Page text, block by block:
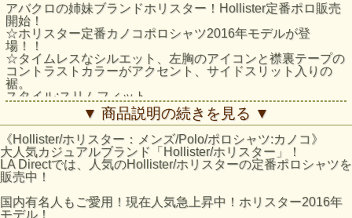
アバクロの姉妹ブランドホリスター！Hollister定番ポロ販売
開始！
☆ホリスター定番カノコポロシャツ2016年モデルが登
場！！
☆タイムレスなシルエット、左胸のアイコンと襟裏テープの
コントラストカラーがアクセント、サイドスリット入りの
裾。
スタイル:スリムフィット
素材:コットン100％
商品について:定番ポロシャツ！襟裾等に若干ダメージ加工
がございます。
ホリスター/ポロシャツ:Solid Pique Polo採寸結果
サイズ:着丈/肩幅/身幅
S:約66cm/約38cm/約48cm
M:約68cm/約41cm/約51cm
L:約70cm/約43cm/約54cm
▼ 商品説明の続きを見る ▼
《Hollister/ホリスター：メンズ/Polo/ポロシャツ:カノコ》
大人気カジュアルブランド「Hollister/ホリスター」！
LA Directでは、人気のHollister/ホリスターの定番ポロシャツを
販売中！
国内有名人もご愛用！現在人気急上昇中！ホリスター2016年
モデル！